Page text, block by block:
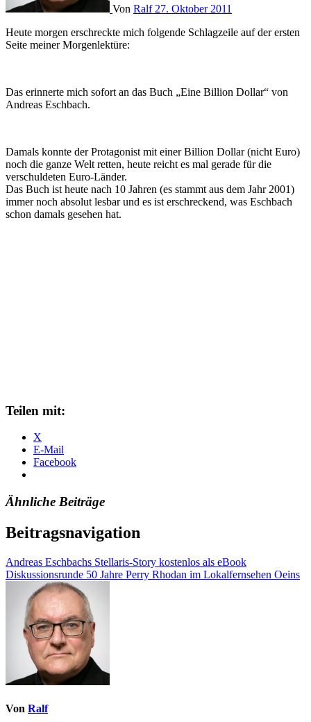
Von Ralf 27. Oktober 2011
Heute morgen erschreckte mich folgende Schlagzeile auf der ersten
Seite meiner Morgenlektüre:
Das erinnerte mich sofort an das Buch „Eine Billion Dollar“ von
Andreas Eschbach.
Damals konnte der Protagonist mit einer Billion Dollar (nicht Euro)
noch die ganze Welt retten, heute reicht es mal gerade für die
verschuldeten Euro-Länder.
Das Buch ist heute nach 10 Jahren (es stammt aus dem Jahr 2001)
immer noch absolut lesbar und es ist erschreckend, was Eschbach
schon damals gesehen hat.
Teilen mit:
X
E-Mail
Facebook
Ähnliche Beiträge
Beitragsnavigation
Andreas Eschbachs Stellaris-Story kostenlos als eBook
Diskussionsrunde 50 Jahre Perry Rhodan im Lokalfernsehen Oeins
Von Ralf